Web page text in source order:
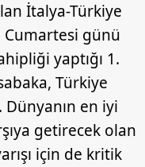
İtalya-Türkiye
Cumartesi günü
yaptığı 1.
Türkiye
en iyi
getirecek olan
için de kritik